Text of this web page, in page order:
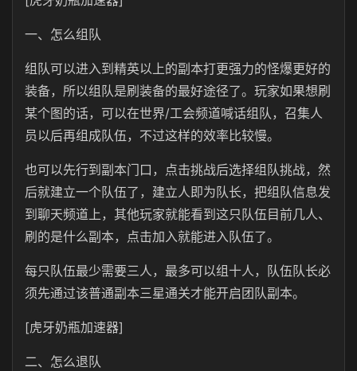
一、怎么组队
组队可以进入到精英以上的副本打更强力的怪爆更好的
装备，所以组队是刷装备的最好途径了。玩家如果想刷
某个图的话，可以在世界/工会频道喊话组队，召集人
员以后再组成队伍，不过这样的效率比较慢。
也可以先行到副本门口，点击挑战后选择组队挑战，然
后就建立一个队伍了，建立人即为队长，把组队信息发
到聊天频道上，其他玩家就能看到这只队伍目前几人、
刷的是什么副本，点击加入就能进入队伍了。
每只队伍最少需要三人，最多可以组十人，队伍队长必
须先通过该普通副本三星通关才能开启团队副本。
[虎牙奶瓶加速器]
二、怎么退队